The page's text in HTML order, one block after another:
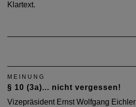
Klartext.
MEINUNG
§ 10 (3a)... nicht vergessen!
Vizepräsident Ernst Wolfgang Eichler